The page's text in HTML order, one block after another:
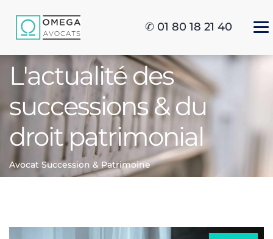
✆ 01 80 18 21 40
L'actualité des
successions & du
droit patrimonial
Avocat Succession & Patrimoine